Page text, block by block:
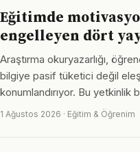
Eğitimde
engelleyen dört
Araştırma okuryazarlığı,
bilgiye pasif tüketici değil
konumlandırıyor. Bu yetkinlik
1 Ağustos 2026 · Eğitim & Öğrenim